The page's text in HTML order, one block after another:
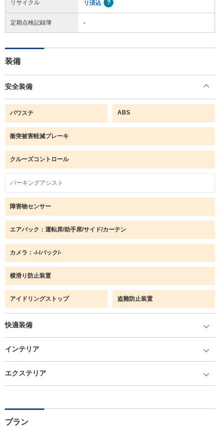
リサイクル リ済込
定期点検記録簿 -
装備
安全装備
パワステ ABS
衝突被害軽減ブレーキ
クルーズコントロール
パーキングアシスト
障害物センサー
エアバック：運転席/助手席/サイド/カーテン
カメラ：-/-/バック/-
横滑り防止装置
アイドリングストップ 盗難防止装置
快適装備
インテリア
エクステリア
プラン